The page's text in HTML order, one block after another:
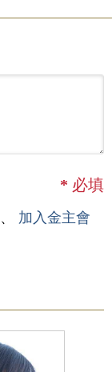
* 必填
、 加入金主會